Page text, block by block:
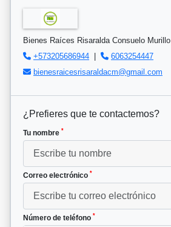
Bienes Raíces Risaralda Consuelo Murillo
+573205686944 |
6063254447
bienesraicesrisaraldacm@gmail.com
¿Prefieres que te contactemos?
Tu nombre *
Correo electrónico *
Número de teléfono *